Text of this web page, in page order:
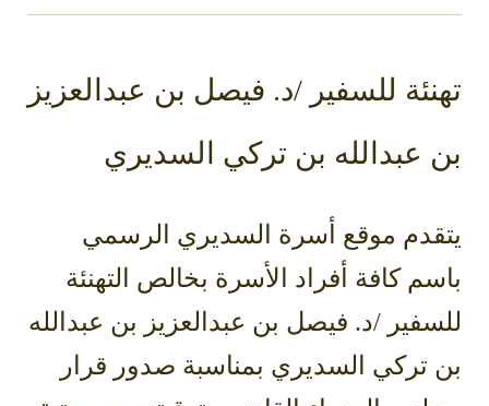
تهنئة للسفير /د. فيصل بن عبدالعزيز
بن عبدالله بن تركي السديري
يتقدم موقع أسرة السديري الرسمي
باسم كافة أفراد الأسرة بخالص التهنئة
للسفير /د. فيصل بن عبدالعزيز بن عبدالله
بن تركي السديري بمناسبة صدور قرار